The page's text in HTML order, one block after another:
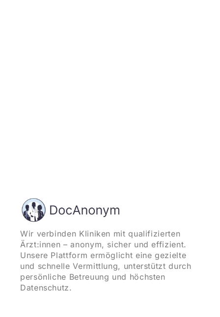
Wir verbinden Kliniken mit qualifizierten
Ärzt:innen – anonym, sicher und effizient.
Unsere Plattform ermöglicht eine gezielte
und schnelle Vermittlung, unterstützt durch
persönliche Betreuung und höchsten
Datenschutz.